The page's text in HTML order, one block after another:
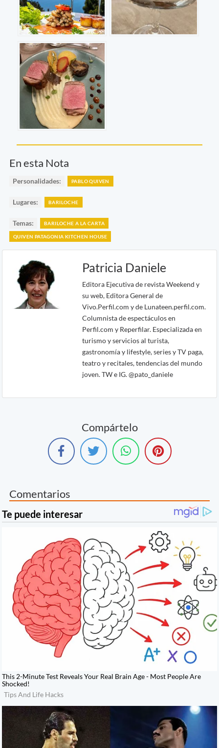
En esta Nota
Personalidades: PABLO QUIVEN
Lugares: BARILOCHE
Temas: BARILOCHE A LA CARTA
QUIVEN PATAGONIA KITCHEN HOUSE
Patricia Daniele
Editora Ejecutiva de revista Weekend y
su web, Editora General de
Vivo.Perfil.com y de Lunateen.perfil.com.
Columnista de espectáculos en
Perfil.com y Reperfilar. Especializada en
turismo y servicios al turista,
gastronomía y lifestyle, series y TV paga,
teatro y recitales, tendencias del mundo
joven. TW e IG. @pato_daniele
Compártelo
Comentarios